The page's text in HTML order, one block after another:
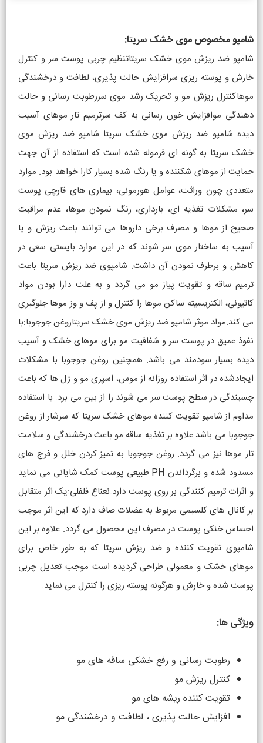
شامپو مخصوص موی خشک سریتا:
شامپو ضد ریزش موی خشک سریتاتنظیم چربی پوست سر و کنترل
خارش و پوسته ریزی سرافزایش حالت پذیری، لطافت و درخشندگی
موهاکنترل ریزش مو و تحریک رشد موی سررطوبت رسانی و حالت
دهندگی موافزایش خون رسانی به کف سرترمیم تار موهای آسیب
دیده شامپو ضد ریزش موی خشک سریتا شامپو ضد ریزش موی
خشک سریتا به گونه ای فرموله شده است که استفاده از آن جهت
حمایت از موهای شکننده و یا رنگ شده بسیار کارا خواهد بود. موارد
متعددی چون وراثت، عوامل هورمونی، بیماری های قارچی پوست
سر، مشکلات تغذیه ای، بارداری، رنگ نمودن موها، عدم مراقبت
صحیح از موها و مصرف برخی داروها می توانند باعث ریزش و یا
آسیب به ساختار موی سر شوند که در این موارد بایستی سعی در
کاهش و برطرف نمودن آن داشت. شامپوی ضد ریزش سریتا باعث
ترمیم ساقه و تقویت پیاز مو می گردد و به علت دارا بودن مواد
کاتیونی، الکتریسیته ساکن موها را کنترل و از پف و وز موها جلوگیری
می کند.مواد موثر شامپو ضد ریزش موی خشک سریتاروغن جوجوبا:با
نفوذ عمیق در پوست سر و شفافیت مو برای موهای خشک و آسیب
دیده بسیار سودمند می باشد. همچنین روغن جوجوبا با مشکلات
ایجادشده در اثر استفاده روزانه از موس، اسپری مو و ژل ها که باعث
چسبندگی در سطح پوست سر می شوند را از بین می برد. با استفاده
مداوم از شامپو تقویت کننده موهای خشک سریتا که سرشار از روغن
جوجوبا می باشد علاوه بر تغذیه ساقه مو باعث درخشندگی و سلامت
تار موها نیز می گردد. روغن جوجوبا به تمیز کردن خلل و فرج های
مسدود شده و برگرداندن PH طبیعی پوست کمک شایانی می نماید
و اثرات ترمیم کنندگی بر روی پوست دارد.نعناع فلفلی:یک اثر متقابل
بر کانال های کلسیمی مربوط به عضلات صاف دارد که این اثر موجب
احساس خنکی پوست در مصرف این محصول می گردد. علاوه بر این
شامپوی تقویت کننده و ضد ریزش سریتا که به طور خاص برای
موهای خشک و معمولی طراحی گردیده است موجب تعدیل چربی
پوست شده و خارش و هرگونه پوسته ریزی را کنترل می نماید.
ویژگی ها:
رطوبت رسانی و رفع خشکی ساقه های مو
کنترل ریزش مو
تقویت کننده ریشه های مو
افزایش حالت پذیری ، لطافت و درخشندگی مو